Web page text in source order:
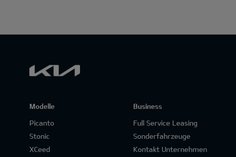
Modelle
Picanto
Stonic
XCeed
Business
Full Service Leasing
Sonderfahrzeuge
Kontakt Unternehmen